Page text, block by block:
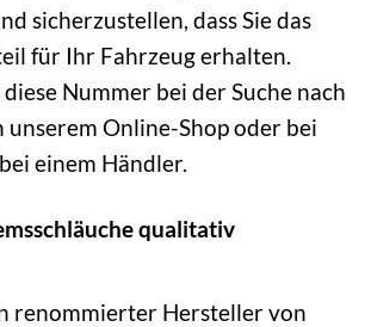
sicherzustellen, dass Sie das
für Ihr Fahrzeug erhalten.
Nummer bei der Suche nach
Online-Shop oder bei
einem Händler.
qualitativ
renommierter Hersteller von